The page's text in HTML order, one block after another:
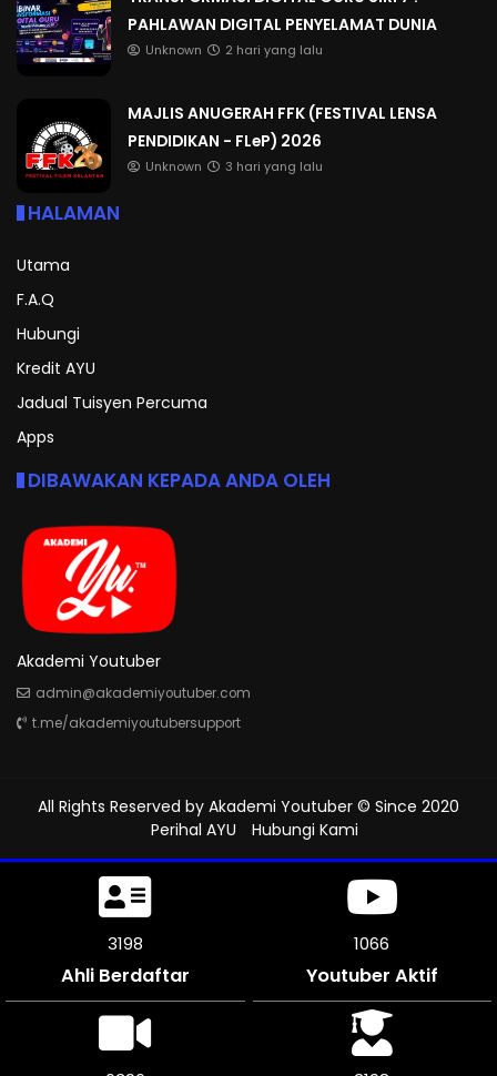
PAHLAWAN DIGITAL PENYELAMAT DUNIA
Unknown 2 hari yang lalu
MAJLIS ANUGERAH FFK (FESTIVAL LENSA
PENDIDIKAN - FLeP) 2026
Unknown 3 hari yang lalu
HALAMAN
Utama
F.A.Q
Hubungi
Kredit AYU
Jadual Tuisyen Percuma
Apps
DIBAWAKAN KEPADA ANDA OLEH
Akademi Youtuber
admin@akademiyoutuber.com
t.me/akademiyoutubersupport
All Rights Reserved by Akademi Youtuber © Since 2020
Perihal AYU
Hubungi Kami
3630
Ahli Berdaftar
1209
Youtuber Aktif